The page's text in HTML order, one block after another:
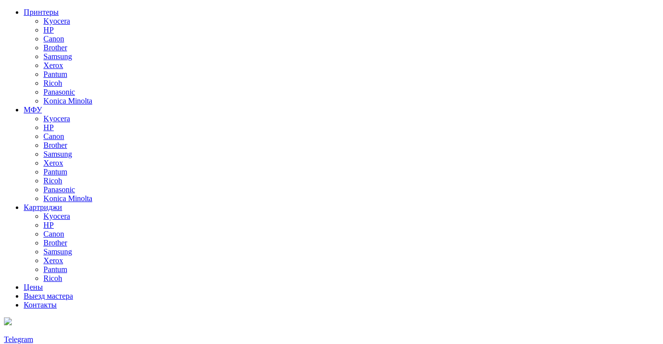
Принтеры
Kyocera
HP
Canon
Brother
Samsung
Xerox
Pantum
Ricoh
Panasonic
Konica Minolta
МФУ
Kyocera
HP
Canon
Brother
Samsung
Xerox
Pantum
Ricoh
Panasonic
Konica Minolta
Картриджи
Kyocera
HP
Canon
Brother
Samsung
Xerox
Pantum
Ricoh
Цены
Выезд мастера
Контакты
Telegram